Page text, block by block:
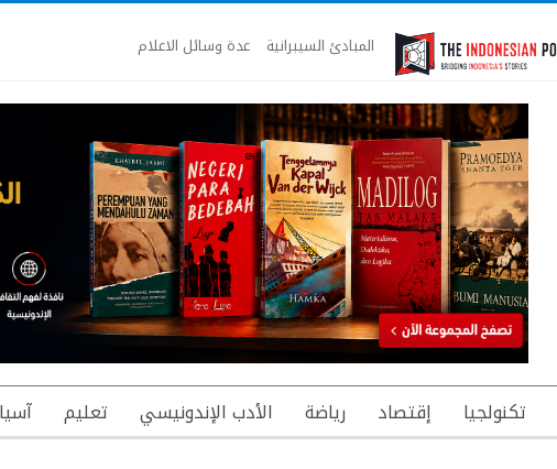
المبادئ السيبرانية عدة وسائل الاعلام
تكنولجيا إقتصاد رياضة الأدب الإندونيسي تعليم آسيا